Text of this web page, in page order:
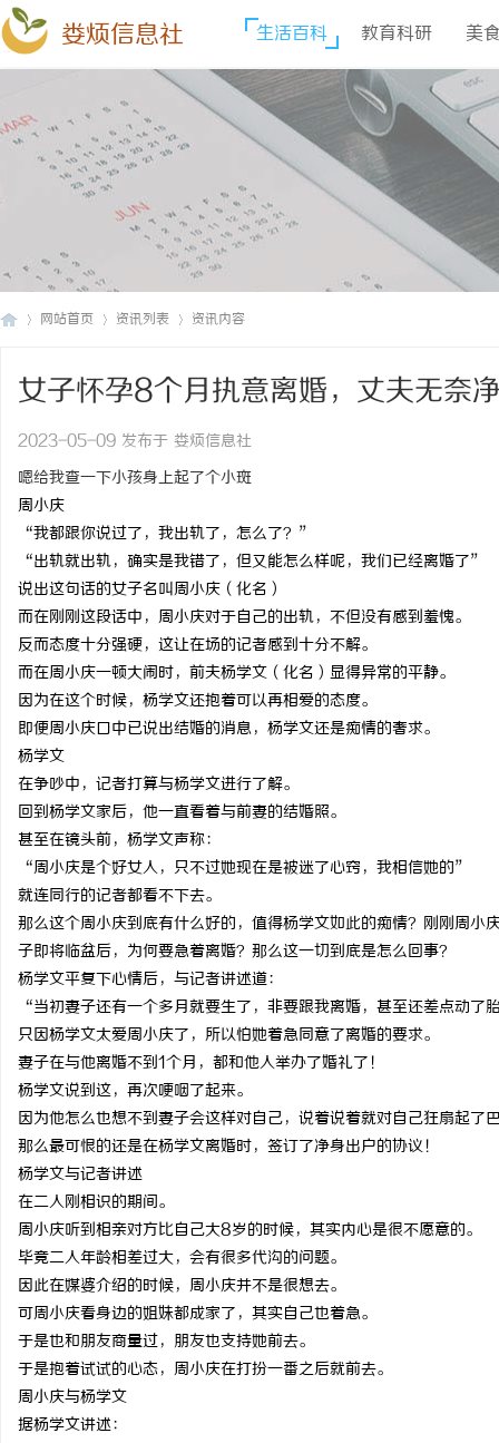
娄烦信息社 生活百科 教育科研 美
网站首页 资讯列表 资讯内容
女子怀孕8个月执意离婚，丈夫无奈
2023-05-09 发布于 娄烦信息社
嗯给我查一下小孩身上起了个小斑
周小庆
“我都跟你说过了，我出轨了，怎么了？”
“出轨就出轨，确实是我错了，但又能怎么样呢，我们已经离婚了”
说出这句话的女子名叫周小庆（化名）
而在刚刚这段话中，周小庆对于自己的出轨，不但没有感到羞愧。
反而态度十分强硬，这让在场的记者感到十分不解。
而在周小庆一顿大闹时，前夫杨学文（化名）显得异常的平静。
因为在这个时候，杨学文还抱着可以再相爱的态度。
即便周小庆口中已说出结婚的消息，杨学文还是痴情的奢求。
杨学文
在争吵中，记者打算与杨学文进行了解。
回到杨学文家后，他一直看着与前妻的结婚照。
甚至在镜头前，杨学文声称：
“周小庆是个好女人，只不过她现在是被迷了心窍，我相信她的”
就连同行的记者都看不下去。
那么这个周小庆到底有什么好的，值得杨学文如此的痴情？刚刚周
子即将临盆后，为何要急着离婚？那么这一切到底是怎么回事？
杨学文平复下心情后，与记者讲述道：
“当初妻子还有一个多月就要生了，非要跟我离婚，甚至还差点动了
只因杨学文太爱周小庆了，所以怕她着急同意了离婚的要求。
妻子在与他离婚不到1个月，都和他人举办了婚礼了！
杨学文说到这，再次哽咽了起来。
因为他怎么也想不到妻子会这样对自己，说着说着就对自己狂扇起了
那么最可恨的还是在杨学文离婚时，签订了净身出户的协议！
杨学文与记者讲述
在二人刚相识的期间。
周小庆听到相亲对方比自己大8岁的时候，其实内心是很不愿意的。
毕竟二人年龄相差过大，会有很多代沟的问题。
因此在媒婆介绍的时候，周小庆并不是很想去。
可周小庆看身边的姐妹都成家了，其实自己也着急。
于是也和朋友商量过，朋友也支持她前去。
于是抱着试试的心态，周小庆在打扮一番之后就前去。
周小庆与杨学文
据杨学文讲述：
净 AC 国际医疗实验室，标准化研发体系
解析
武汉配眼镜 上海配眼镜